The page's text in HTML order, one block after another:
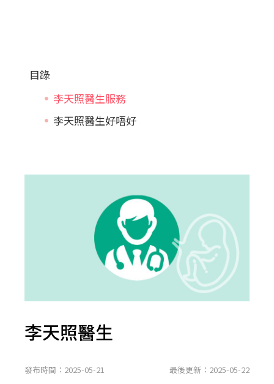
李天照醫生
發布時間：2025-05-21 最後更新：2025-05-22
目錄
李天照醫生服務
李天照醫生好唔好